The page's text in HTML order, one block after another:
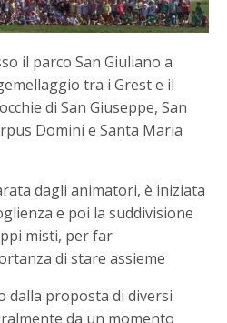
il parco San Giuliano a
tra i Grest e il
di San Giuseppe, San
Domini e Santa Maria
dagli animatori, è iniziata
e poi la suddivisione
misti, per far
di stare assieme
dalla proposta di diversi
da un momento